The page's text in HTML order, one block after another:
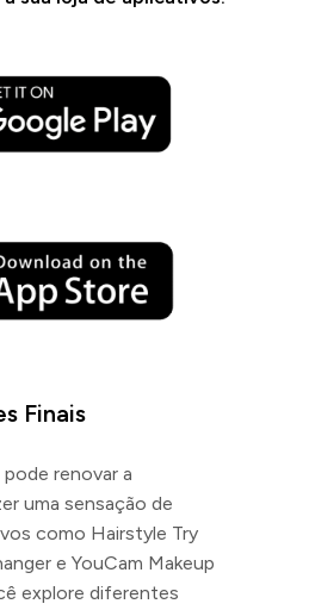
Finais
renovar a
uma sensação de
como Hairstyle Try
e YouCam Makeup
explore diferentes